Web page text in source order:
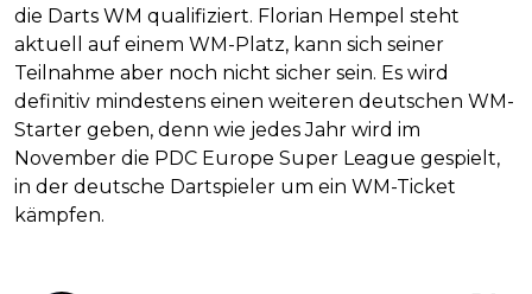
die Darts WM qualifiziert. Florian Hempel steht
aktuell auf einem WM-Platz, kann sich seiner
Teilnahme aber noch nicht sicher sein. Es wird
definitiv mindestens einen weiteren deutschen WM-
Starter geben, denn wie jedes Jahr wird im
November die PDC Europe Super League gespielt,
in der deutsche Dartspieler um ein WM-Ticket
kämpfen.